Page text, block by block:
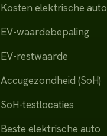
Kosten elektrische auto
EV-waardebepaling
EV-restwaarde
Accugezondheid (SoH)
SoH-testlocaties
Beste elektrische auto